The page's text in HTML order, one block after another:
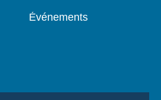
Événements